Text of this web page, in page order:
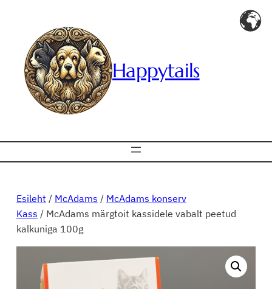
Happytails
Esileht / McAdams / McAdams konserv
Kass / McAdams märgtoit kassidele vabalt peetud
kalkuniga 100g